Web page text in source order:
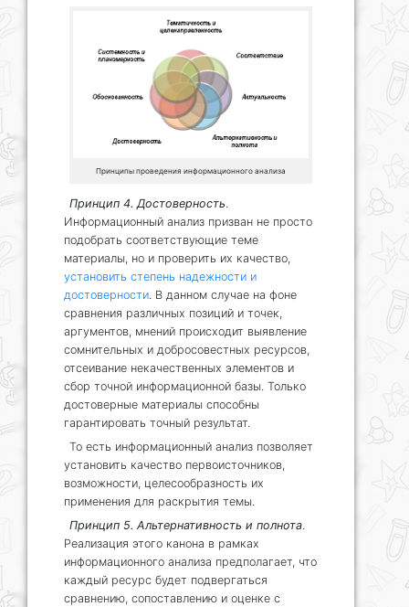
Принципы проведения информационного анализа
Принцип 4. Достоверность.
Информационный анализ призван не просто
подобрать соответствующие теме
материалы, но и проверить их качество,
установить степень надежности и
достоверности. В данном случае на фоне
сравнения различных позиций и точек,
аргументов, мнений происходит выявление
сомнительных и добросовестных ресурсов,
отсеивание некачественных элементов и
сбор точной информационной базы. Только
достоверные материалы способны
гарантировать точный результат.
То есть информационный анализ позволяет
установить качество первоисточников,
возможности, целесообразность их
применения для раскрытия темы.
Принцип 5. Альтернативность и полнота.
Реализация этого канона в рамках
информационного анализа предполагает, что
каждый ресурс будет подвергаться
сравнению, сопоставлению и оценке с